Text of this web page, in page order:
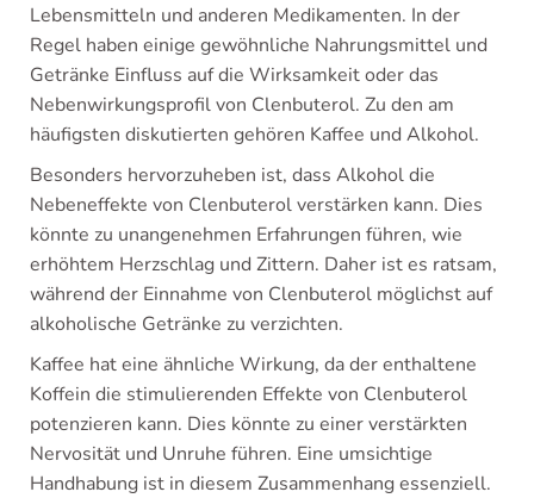
Lebensmitteln und anderen Medikamenten. In der
Regel haben einige gewöhnliche Nahrungsmittel und
Getränke Einfluss auf die Wirksamkeit oder das
Nebenwirkungsprofil von Clenbuterol. Zu den am
häufigsten diskutierten gehören Kaffee und Alkohol.
Besonders hervorzuheben ist, dass Alkohol die
Nebeneffekte von Clenbuterol verstärken kann. Dies
könnte zu unangenehmen Erfahrungen führen, wie
erhöhtem Herzschlag und Zittern. Daher ist es ratsam,
während der Einnahme von Clenbuterol möglichst auf
alkoholische Getränke zu verzichten.
Kaffee hat eine ähnliche Wirkung, da der enthaltene
Koffein die stimulierenden Effekte von Clenbuterol
potenzieren kann. Dies könnte zu einer verstärkten
Nervosität und Unruhe führen. Eine umsichtige
Handhabung ist in diesem Zusammenhang essenziell.